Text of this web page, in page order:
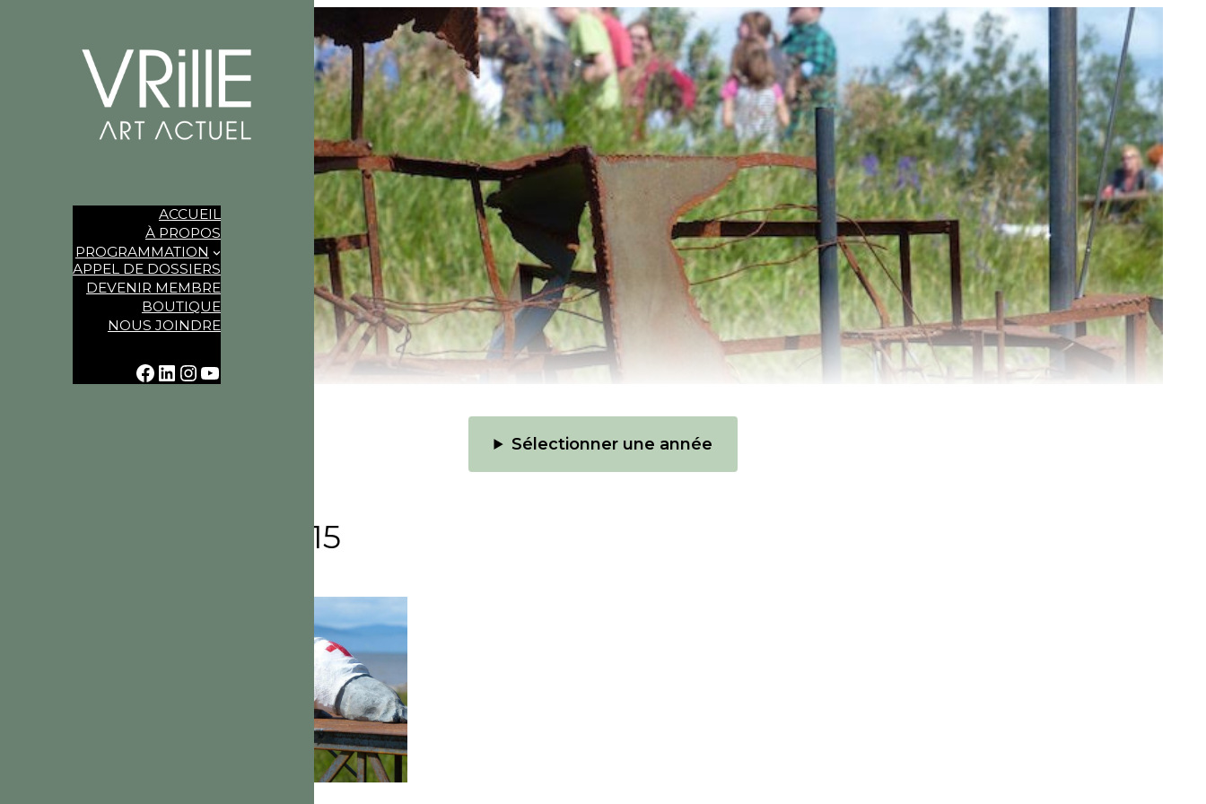
ACCUEIL
À PROPOS
PROGRAMMATION
APPEL DE DOSSIERS
DEVENIR MEMBRE
BOUTIQUE
NOUS JOINDRE
FACEBOOK
LINKEDIN
INSTAGRAM
YOUTUBE
Sélectionner une année
Archives 2015